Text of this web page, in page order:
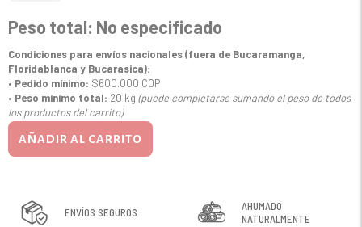
Peso total: No especificado
Condiciones para envíos nacionales (fuera de Bucaramanga,
Floridablanca y Bucarasica):
• Pedido mínimo: $600.000 COP
• Peso mínimo total: 20 kg (puede completarse sumando el peso de todos
los productos del carrito)
AÑADIR AL CARRITO
ENVÍOS SEGUROS
AHUMADO
NATURALMENTE